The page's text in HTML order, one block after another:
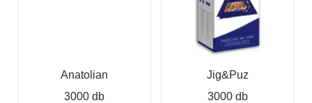
Anatolian
3000 db
Jig&Puz
3000 db